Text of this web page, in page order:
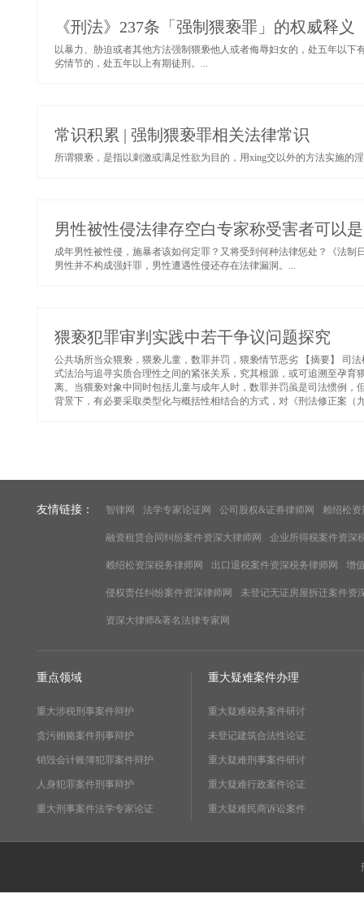
《刑法》237条「强制猥亵罪」的权威释义
以暴力、胁迫或者其他方法强制猥亵他人或者侮辱妇女的，处五年以
劣情节的，处五年以上有期徒刑。...
常识积累 | 强制猥亵罪相关法律常识
所谓猥亵，是指以刺激或满足性欲为目的，用xing交以外的方法实施的
男性被性侵法律存空白专家称受害者可以
成年男性被性侵，施暴者该如何定罪？又将受到何种法律惩处？《法
男性并不构成强奸罪，男性遭遇性侵还存在法律漏洞。...
猥亵犯罪审判实践中若干争议问题探究
公共场所当众猥亵，猥亵儿童，数罪并罚，猥亵情节恶劣 【摘要】 司
式法治与追寻实质合理性之间的紧张关系，究其根源，或可追溯至孕
离。当猥亵对象中同时包括儿童与成年人时，数罪并罚虽是司法惯例
背景下，有必要采取类型化与概括性相结合的方式，对《刑法修正案（
友情链接： 智律网 法学专家论证网 公司股权&证券律师网 赖绍松资
融资租赁合同纠纷案件资深大律师网 企业所得税案件资深
赖绍松资深税务律师网 出口退税案件资深税务律师网 增
侵权责任纠纷案件资深律师网 未登记无证房屋拆迁案件资
资深大律师&著名法律专家网
重点领域
重大涉税刑事案件辩护
贪污贿赂案件刑事辩护
销毁会计账簿犯罪案件辩护
人身犯罪案件刑事辩护
重大刑事案件法学专家论证
重大疑难案件办理
重大疑难税务案件研讨
未登记建筑合法性论证
重大疑难刑事案件研讨
重大疑难行政案件论证
重大疑难民商诉讼案件